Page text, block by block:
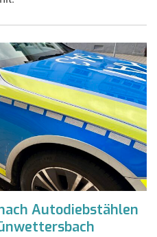
Autodiebstählen